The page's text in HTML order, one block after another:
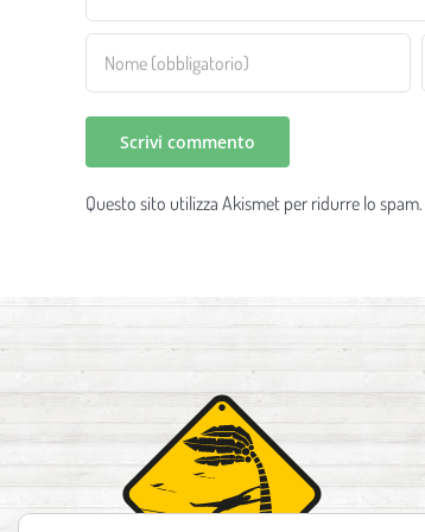
Questo sito utilizza Akismet per ridurre lo spam.